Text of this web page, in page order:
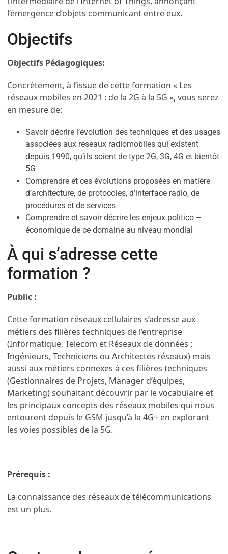
l’émergence d’objets communicant entre eux.
Objectifs
Objectifs Pédagogiques:
Concrètement, à l’issue de cette formation « Les
réseaux mobiles en 2021 : de la 2G à la 5G », vous serez
en mesure de:
Savoir décrire l’évolution des techniques et des usages
associées aux réseaux radiomobiles qui existent
depuis 1990, qu’ils soient de type 2G, 3G, 4G et bientôt
5G
Comprendre et ces évolutions proposées en matière
d’architecture, de protocoles, d’interface radio, de
procédures et de services
Comprendre et savoir décrire les enjeux politico –
économique de ce domaine au niveau mondial
À qui s’adresse cette
formation ?
Public :
Cette formation réseaux cellulaires s’adresse aux
métiers des filières techniques de l’entreprise
(Informatique, Telecom et Réseaux de données :
Ingénieurs, Techniciens ou Architectes réseaux) mais
aussi aux métiers connexes à ces filières techniques
(Gestionnaires de Projets, Manager d’équipes,
Marketing) souhaitant découvrir par le vocabulaire et
les principaux concepts des réseaux mobiles qui nous
entourent depuis le GSM jusqu’à la 4G+ en explorant
les voies possibles de la 5G.
Prérequis :
La connaissance des réseaux de télécommunications
est un plus.